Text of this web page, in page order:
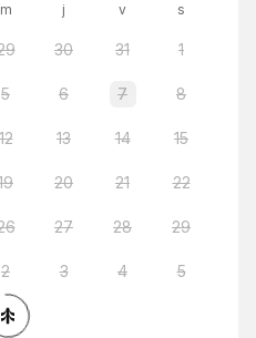
m j v s
30 31 1
5 6 7 8
13 14 15
20 21 22
27 28 29
2 3 4 5